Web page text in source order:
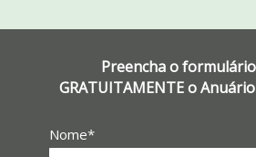
Preencha o
GRATUITAMENTE o
Nome*